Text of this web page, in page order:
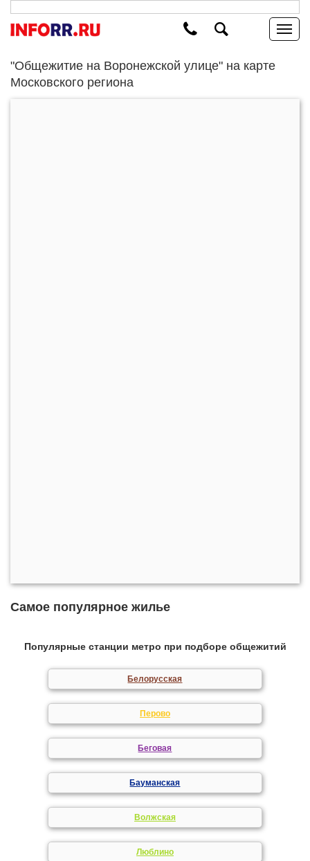
"Общежитие на Воронежской улице" на карте
Московского региона
Самое популярное жилье
Популярные станции метро при подборе общежитий
Белорусская
Перово
Беговая
Бауманская
Волжская
Люблино